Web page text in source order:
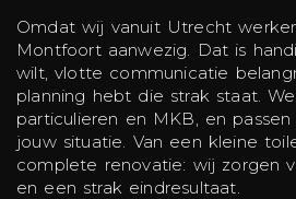
Omdat wij vanuit Utrecht
Montfoort aanwezig. Dat is
wilt, vlotte communicatie
planning hebt die strak staat.
particulieren en MKB, en
jouw situatie. Van een kleine
complete renovatie: wij zorgen
en een strak eindresultaat.